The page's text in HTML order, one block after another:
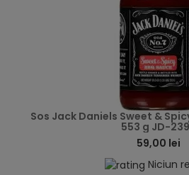
Sos Jack Daniels Sweet &
553 g JD-
59,00 lei
Niciun